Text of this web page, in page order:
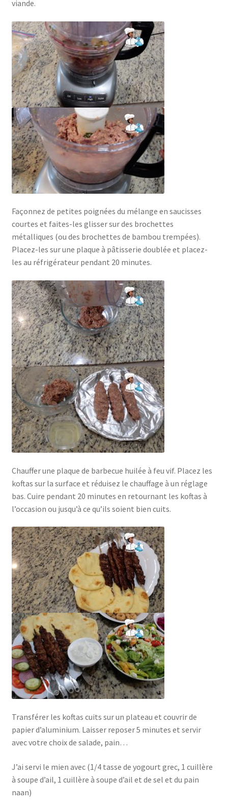
viande.
Façonnez de petites poignées du mélange en saucisses
courtes et faites-les glisser sur des brochettes
métalliques (ou des brochettes de bambou trempées).
Placez-les sur une plaque à pâtisserie doublée et placez-
les au réfrigérateur pendant 20 minutes.
Chauffer une plaque de barbecue huilée à feu vif. Placez les
koftas sur la surface et réduisez le chauffage à un réglage
bas. Cuire pendant 20 minutes en retournant les koftas à
l’occasion ou jusqu’à ce qu’ils soient bien cuits.
Transférer les koftas cuits sur un plateau et couvrir de
papier d’aluminium. Laisser reposer 5 minutes et servir
avec votre choix de salade, pain…
J’ai servi le mien avec (1/4 tasse de yogourt grec, 1 cuillère
à soupe d’ail, 1 cuillère à soupe d’ail et de sel et du pain
naan)